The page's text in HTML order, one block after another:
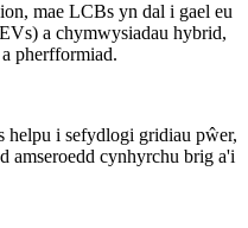
mae LCBs yn dal i gael eu
a chymwysiadau hybrid,
pherfformiad.
i sefydlogi gridiau pŵer,
amseroedd cynhyrchu brig a'i